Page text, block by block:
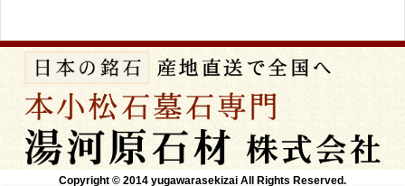
Copyright © 2014 yugawarasekizai All Rights Reserved.